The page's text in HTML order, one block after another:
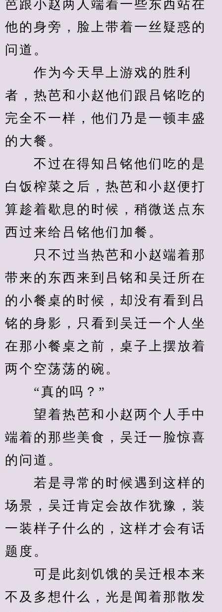
芭跟小赵两人端着一些东西站在
他的身旁，脸上带着一丝疑惑的
问道。
作为今天早上游戏的胜利
者，热芭和小赵他们跟吕铭吃的
完全不一样，他们乃是一顿丰盛
的大餐。
不过在得知吕铭他们吃的是
白饭榨菜之后，热芭和小赵便打
算趁着歇息的时候，稍微送点东
西过来给吕铭他们加餐。
只不过当热芭和小赵端着那
带来的东西来到吕铭和吴迁所在
的小餐桌的时候，却没有看到吕
铭的身影，只看到吴迁一个人坐
在那小餐桌之前，桌子上摆放着
两个空荡荡的碗。
“真的吗？”
望着热芭和小赵两个人手中
端着的那些美食，吴迁一脸惊喜
的问道。
若是寻常的时候遇到这样的
场景，吴迁肯定会故作犹豫，装
一装样子什么的，这样才会有话
题度。
可是此刻饥饿的吴迁根本来
不及多想什么，光是闻着那散发